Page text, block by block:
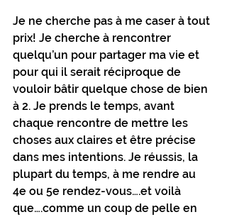
Je ne cherche pas à me caser à tout
prix! Je cherche à rencontrer
quelqu’un pour partager ma vie et
pour qui il serait réciproque de
vouloir bâtir quelque chose de bien
à 2. Je prends le temps, avant
chaque rencontre de mettre les
choses aux claires et être précise
dans mes intentions. Je réussis, la
plupart du temps, à me rendre au
4e ou 5e rendez-vous….et voilà
que….comme un coup de pelle en